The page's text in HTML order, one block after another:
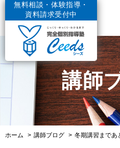
無料相談・体験指導・
資料請求受付中
講師
ホーム 講師ブログ 冬期講習まであ